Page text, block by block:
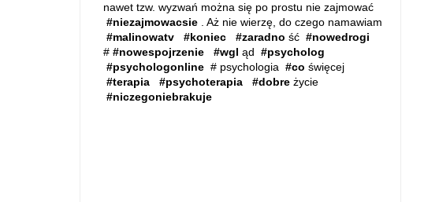
nawet tzw. wyzwań można się po prostu nie zajmować
#niezajmowacsie . Aż nie wierzę, do czego namawiam
#malinowatv
#koniec #zaradno ść #nowedrogi
# #nowespojrzenie #wgl ąd #psycholog
#psychologonline # psychologia #co święcej
#terapia
#psychoterapia #dobre życie
#niczegoniebrakuje